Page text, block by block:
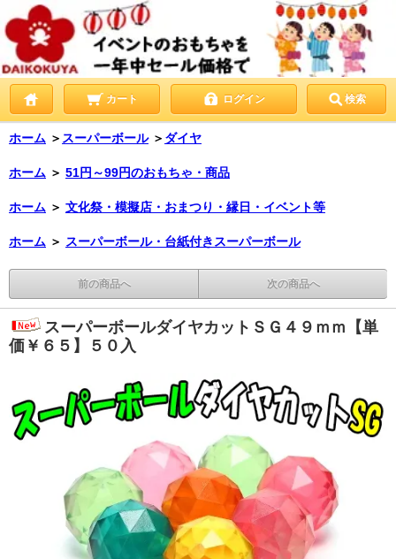
カート ログイン 検索
ホーム ＞ スーパーボール ＞ ダイヤ
ホーム ＞ 51円～99円のおもちゃ・商品
ホーム ＞ 文化祭・模擬店・おまつり・縁日・イベント等
ホーム ＞ スーパーボール・台紙付きスーパーボール
前の商品へ 次の商品へ
スーパーボールダイヤカットＳＧ４９ｍｍ【単
価￥６５】５０入